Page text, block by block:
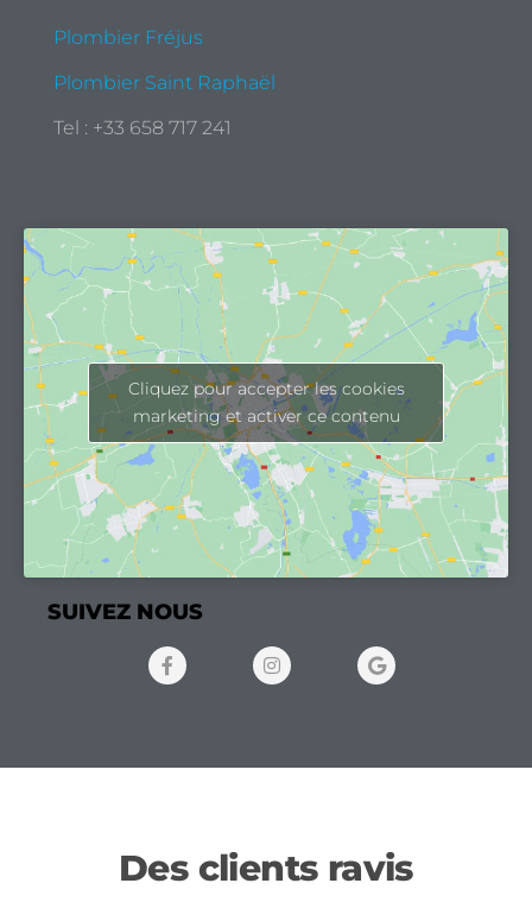
Cliquez pour accepter les cookies
marketing et activer ce contenu
SUIVEZ NOUS
Plombier Fréjus
Plombier Saint Raphaël
Tel : +33 658 717 241
Des clients ravis